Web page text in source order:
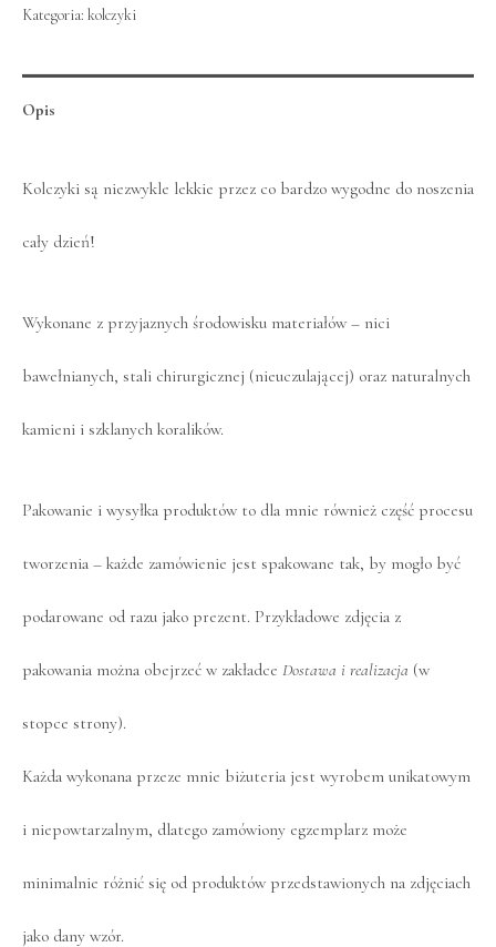
Kategoria: kolczyki
Opis
Kolczyki są niezwykle lekkie przez co bardzo wygodne do noszenia
cały dzień!
Wykonane z przyjaznych środowisku materiałów – nici
bawełnianych, stali chirurgicznej (nieuczulającej) oraz naturalnych
kamieni i szklanych koralików.
Pakowanie i wysyłka produktów to dla mnie również część procesu
tworzenia – każde zamówienie jest spakowane tak, by mogło być
podarowane od razu jako prezent. Przykładowe zdjęcia z
pakowania można obejrzeć w zakładce Dostawa i realizacja (w
stopce strony).
Każda wykonana przeze mnie biżuteria jest wyrobem unikatowym
i niepowtarzalnym, dlatego zamówiony egzemplarz może
minimalnie różnić się od produktów przedstawionych na zdjęciach
jako dany wzór.